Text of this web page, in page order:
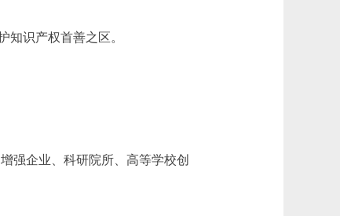
识产权首善之区。
强企业、科研院所、高等学校创